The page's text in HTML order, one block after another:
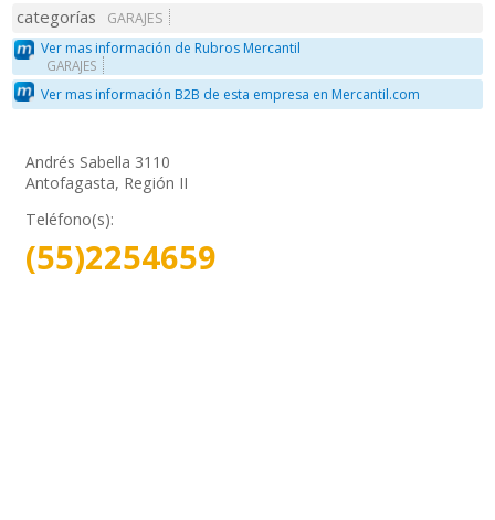
categorías
GARAJES
Ver mas información de Rubros Mercantil
GARAJES
Ver mas información B2B de esta empresa en Mercantil.com
Andrés Sabella 3110
Antofagasta, Región II
Teléfono(s):
(55)2254659